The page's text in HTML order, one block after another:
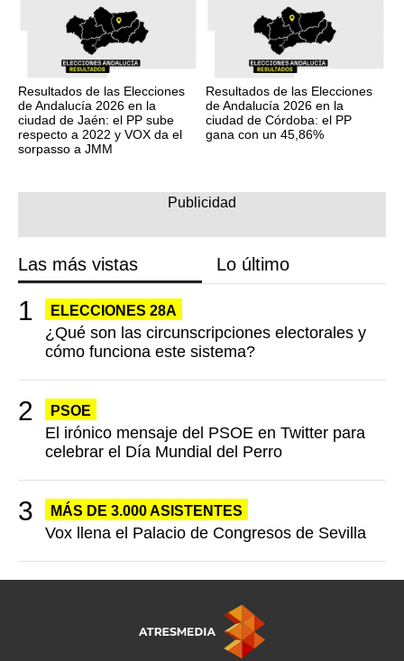
Resultados de las Elecciones
de Andalucía 2026 en la
ciudad de Jaén: el PP sube
respecto a 2022 y VOX da el
sorpasso a JMM
Resultados de las Elecciones
de Andalucía 2026 en la
ciudad de Córdoba: el PP
gana con un 45,86%
Las más vistas Lo último
ELECCIONES 28A
¿Qué son las circunscripciones electorales y
cómo funciona este sistema?
PSOE
El irónico mensaje del PSOE en Twitter para
celebrar el Día Mundial del Perro
MÁS DE 3.000 ASISTENTES
Vox llena el Palacio de Congresos de Sevilla